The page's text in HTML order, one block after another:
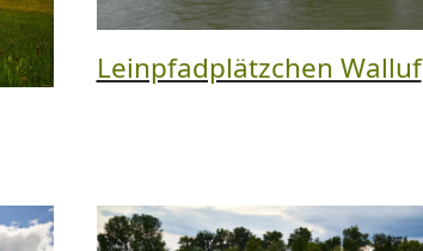
Leinpfadplätzchen Walluf